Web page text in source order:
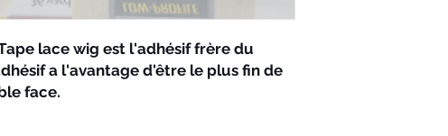
lace wig est l'adhésif frère du
a l'avantage d'être le plus fin de
face.